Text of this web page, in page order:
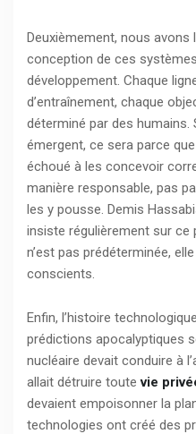
Deuxièmement, nous avons
conception de ces
développement. Chaque
d’entraînement, chaque
déterminé par des
émergent, ce sera parce
échoué à les concevoir
manière responsable, pas
les y pousse. Demis
insiste régulièrement sur ce
n’est pas prédéterminée,
conscients.
Enfin, l’histoire
prédictions apocalyptiques
nucléaire devait conduire à
allait détruire toutevie
devaient empoisonner la
technologies ont créé des